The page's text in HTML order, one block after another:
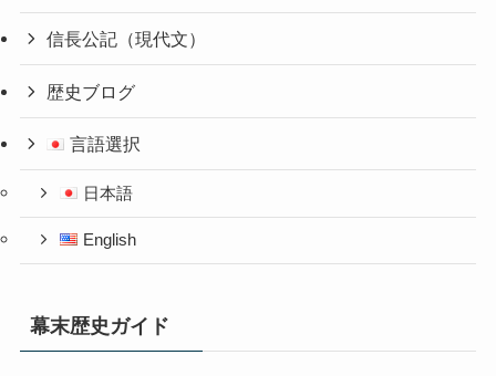
信長公記（現代文）
歴史ブログ
言語選択
日本語
English
幕末歴史ガイド